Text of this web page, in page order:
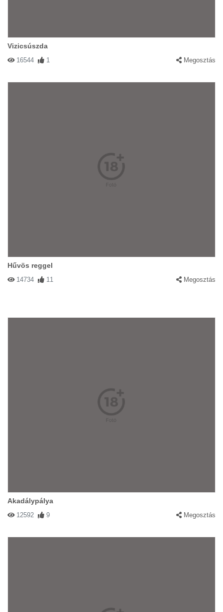
Vizicsúszda
16544 1 Megosztás
Hűvös reggel
14734 11 Megosztás
Akadálypálya
12592 9 Megosztás